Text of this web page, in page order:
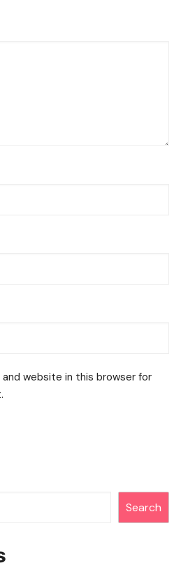
and website in this browser for
Search